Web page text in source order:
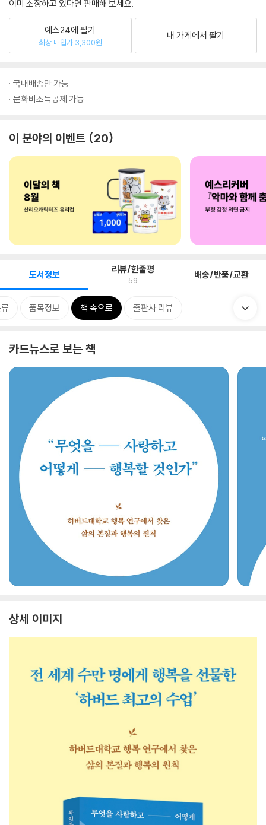
이미 소장하고 있다면 판매해 보세요.
예스24에 팔기
최상 매입가 3,300원
내 가게에서 팔기
국내배송만 가능
문화비소득공제 가능
이 분야의 이벤트 20
도서정보 리뷰/한줄평
59 배송/반품/교환
품목정보 책 속으로 출판사 리뷰
카드뉴스로 보는 책
상세 이미지